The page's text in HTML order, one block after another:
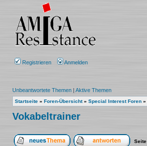
Registrieren Anmelden
Unbeantwortete Themen | Aktive Themen
Startseite » Foren-Übersicht» Special Interest Foren »
Vokabeltrainer
Seite